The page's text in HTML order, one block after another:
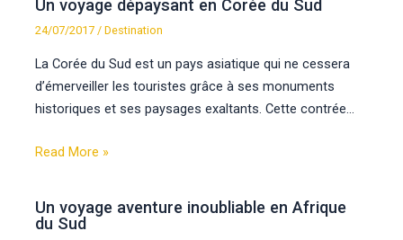
Un voyage dépaysant en Corée du Sud
24/07/2017/Destination
La Corée du Sud est un pays asiatique qui ne cessera
d’émerveiller les touristes grâce à ses monuments
historiques et ses paysages exaltants. Cette contrée…
Read More »
Un voyage aventure inoubliable en Afrique
du Sud